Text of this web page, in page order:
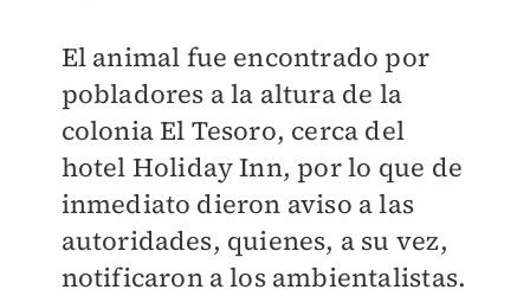
El animal fue encontrado por
pobladores a la altura de la
colonia El Tesoro, cerca del
hotel Holiday Inn, por lo que de
inmediato dieron aviso a las
autoridades, quienes, a su vez,
notificaron a los ambientalistas.